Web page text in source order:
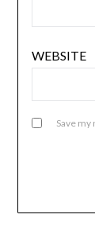
WEBSITE
Save